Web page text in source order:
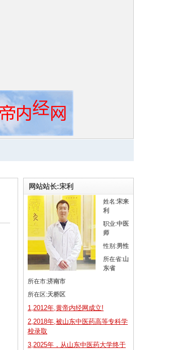
网站站长:宋利
姓名:宋来
利
职业:中医
师
性别:男性
所在省:山
东省
所在市:济南市
所在区:天桥区
1,2012年,黄帝内经网成立!
2,2018年,被山东中医药高等专科学
校录取
3,2025年，从山东中医药大学终于